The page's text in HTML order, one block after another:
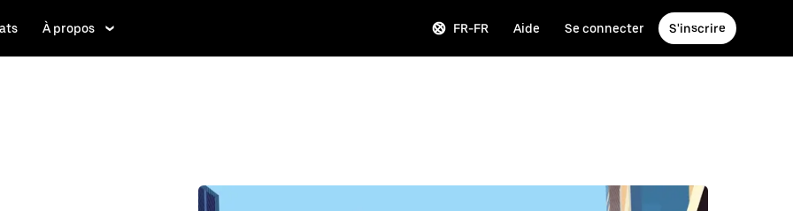
À propos FR-FR Aide Se connecter S'inscrire